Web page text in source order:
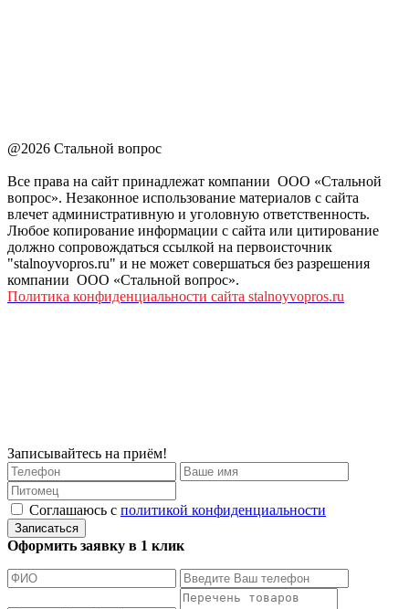
@2026 Стальной вопрос
Все права на сайт принадлежат компании ООО «Стальной
вопрос». Незаконное использование материалов с сайта
влечет административную и уголовную ответственность.
Любое копирование информации с сайта или цитирование
должно сопровождаться ссылкой на первоисточник
"stalnoyvopros.ru" и не может совершаться без разрешения
компании ООО «Стальной вопрос».
Политика конфиденциальности сайта stalnoyvopros.ru
Записывайтесь на приём!
Соглашаюсь с политикой конфиденциальности
Записаться
Оформить заявку в 1 клик